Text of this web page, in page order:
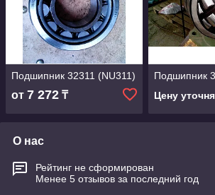
Подшипник 32311 (NU311)
от 7 272 ₸
Подшипник
Цену
О нас
Рейтинг не сформирован
Менее 5 отзывов за последний год